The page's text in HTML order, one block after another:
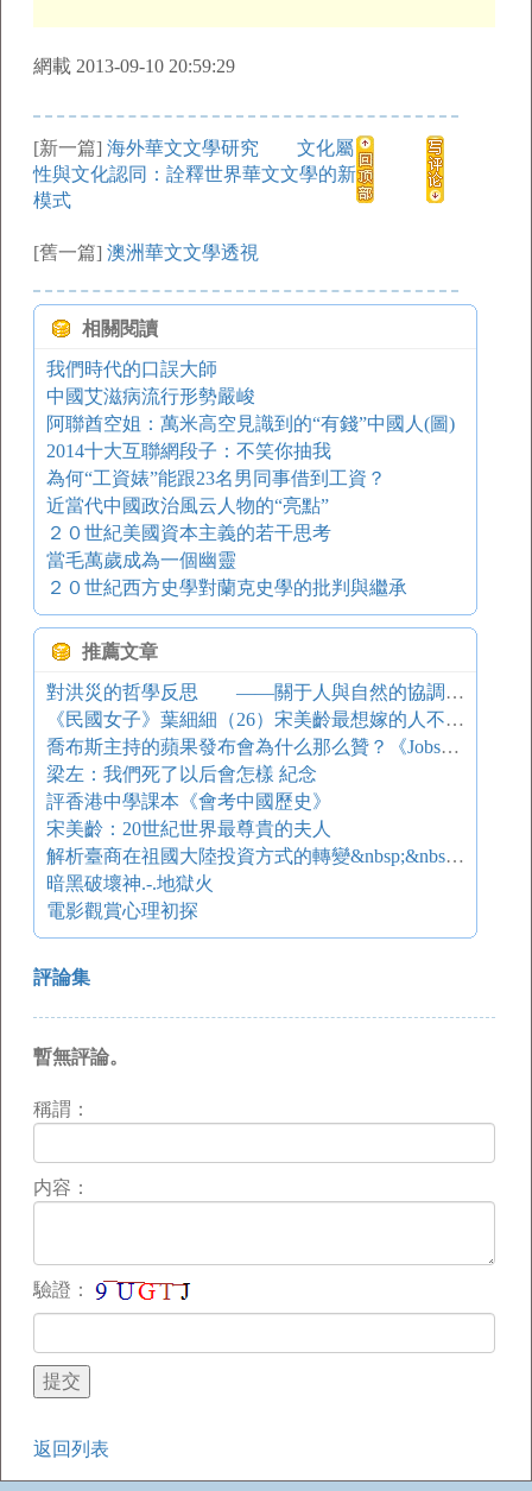
網載 2013-09-10 20:59:29
[新一篇] 海外華文文學研究 文化屬
性與文化認同：詮釋世界華文文學的新
模式
[舊一篇] 澳洲華文文學透視
相關閱讀
我們時代的口誤大師
中國艾滋病流行形勢嚴峻
阿聯酋空姐：萬米高空見識到的“有錢”中國人(圖)
2014十大互聯網段子：不笑你抽我
為何“工資婊”能跟23名男同事借到工資？
近當代中國政治風云人物的“亮點”
２０世紀美國資本主義的若干思考
當毛萬歲成為一個幽靈
２０世紀西方史學對蘭克史學的批判與繼承
推薦文章
對洪災的哲學反思 ——關于人與自然的協調發展問題
《民國女子》葉細細（26）宋美齡最想嫁的人不是蔣介石
喬布斯主持的蘋果發布會為什么那么贊？《Jobs》預告片
梁左：我們死了以后會怎樣 紀念
評香港中學課本《會考中國歷史》
宋美齡：20世紀世界最尊貴的夫人
解析臺商在祖國大陸投資方式的轉變&nbsp;&nbsp;&nbsp;&nbsp;——一個跨境直接投資方式的選擇模型
暗黑破壞神.-.地獄火
電影觀賞心理初探
評論集
暫無評論。
稱謂：
内容：
驗證：
返回列表